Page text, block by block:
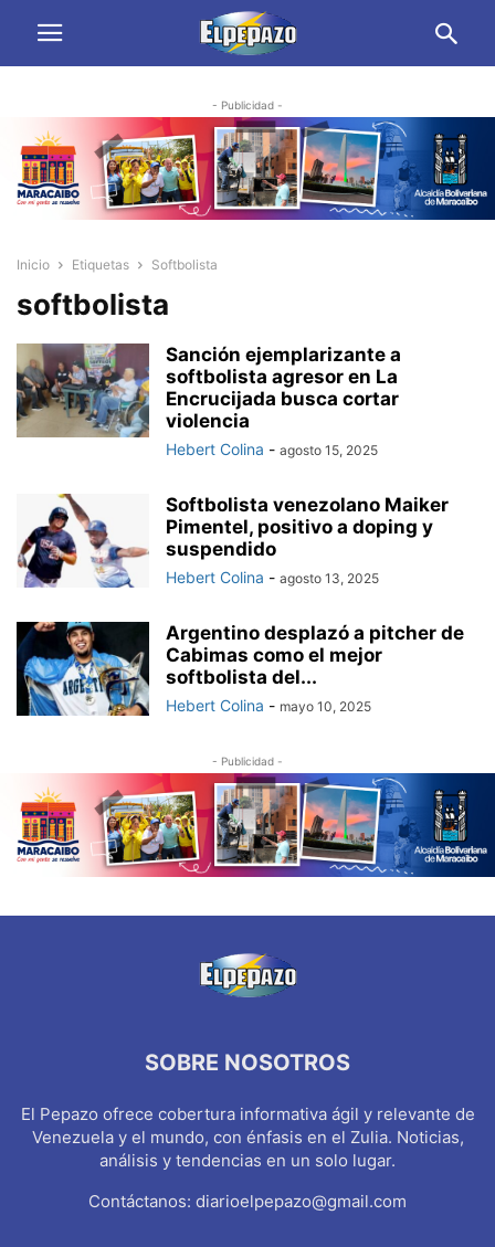
- Publicidad -
Inicio Etiquetas Softbolista
softbolista
Sanción ejemplarizante a
softbolista agresor en La
Encrucijada busca cortar
violencia
Hebert Colina - agosto 15, 2025
Softbolista venezolano Maiker
Pimentel, positivo a doping y
suspendido
Hebert Colina - agosto 13, 2025
Argentino desplazó a pitcher de
Cabimas como el mejor
softbolista del...
Hebert Colina - mayo 10, 2025
- Publicidad -
SOBRE NOSOTROS
El Pepazo ofrece cobertura informativa ágil y relevante de
Venezuela y el mundo, con énfasis en el Zulia. Noticias,
análisis y tendencias en un solo lugar.
Contáctanos: diarioelpepazo@gmail.com